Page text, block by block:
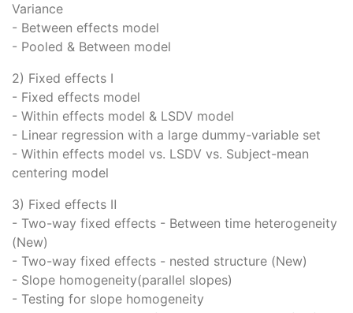
Variance
- Between effects model
- Pooled & Between model
2) Fixed effects Ⅰ
- Fixed effects model
- Within effects model & LSDV model
- Linear regression with a large dummy-variable set
- Within effects model vs. LSDV vs. Subject-mean
centering model
3) Fixed effects Ⅱ
- Two-way fixed effects - Between time heterogeneity
(New)
- Two-way fixed effects - nested structure (New)
- Slope homogeneity(parallel slopes)
- Testing for slope homogeneity